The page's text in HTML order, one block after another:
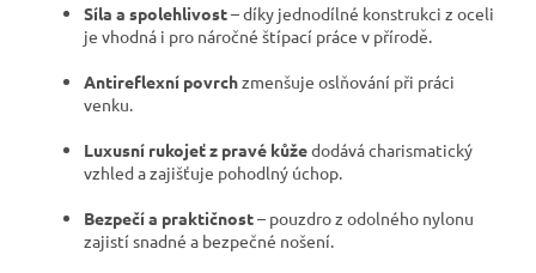
Síla a spolehlivost– díky jednodílné konstrukci z oceli
je vhodná i pro náročné štípací práce v přírodě.
Antireflexní povrchzmenšuje oslňování při práci
venku.
Luxusní rukojeť z pravé kůžedodává charismatický
vzhled a zajišťuje pohodlný úchop.
Bezpečí a praktičnost– pouzdro z odolného nylonu
zajistí snadné a bezpečné nošení.